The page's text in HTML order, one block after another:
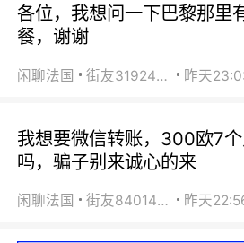
各位，我想问一下巴黎那里
餐，谢谢
闲聊法国 街友31924072 昨天
我想要微信转账，300欧7
吗，骗子别来诚心的来
闲聊法国 街友84014588 昨天